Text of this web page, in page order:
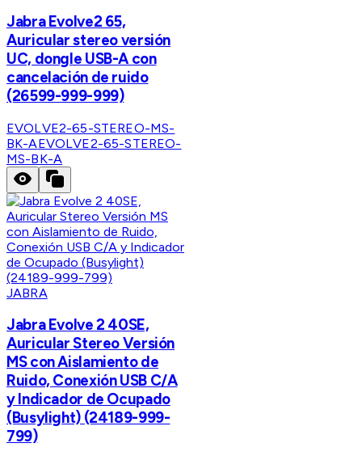
Jabra Evolve2 65,
Auricular stereo versión
UC, dongle USB-A con
cancelación de ruido
(26599-999-999)
EVOLVE2-65-STEREO-MS-
BK-AEVOLVE2-65-STEREO-
MS-BK-A
JABRA
Jabra Evolve 2 40SE,
Auricular Stereo Versión
MS con Aislamiento de
Ruido, Conexión USB C/A
y Indicador de Ocupado
(Busylight) (24189-999-
799)